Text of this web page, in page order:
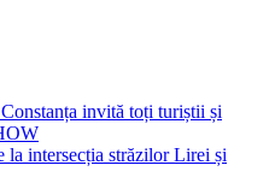
invită toți turiștii și
la intersecția străzilor Lirei și